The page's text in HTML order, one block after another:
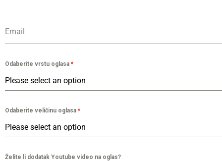
Email
Odaberite vrstu oglasa *
Please select an option
Odaberite veličinu oglasa *
Please select an option
Želite li dodatak Youtube video na oglas?